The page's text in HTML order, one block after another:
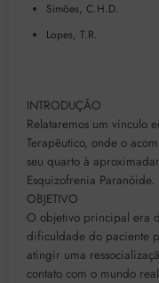
Simões, C.H.D.
Lopes, T.R.
INTRODUÇÃO
Relataremos um vínculo
Terapêutico, onde o
seu quarto à
Esquizofrenia Paranóide.
OBJETIVO
O objetivo principal era
dificuldade do paciente
atingir uma
contato com o mundo